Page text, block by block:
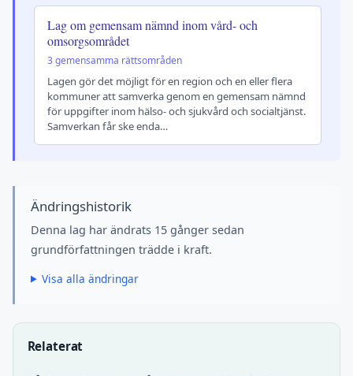
Lag om gemensam nämnd inom vård- och
omsorgsområdet
3 gemensamma rättsområden
Lagen gör det möjligt för en region och en eller flera
kommuner att samverka genom en gemensam nämnd
för uppgifter inom hälso- och sjukvård och socialtjänst.
Samverkan får ske enda…
Ändringshistorik
Denna lag har ändrats 15 gånger sedan
grundförfattningen trädde i kraft.
Visa alla ändringar
Relaterat